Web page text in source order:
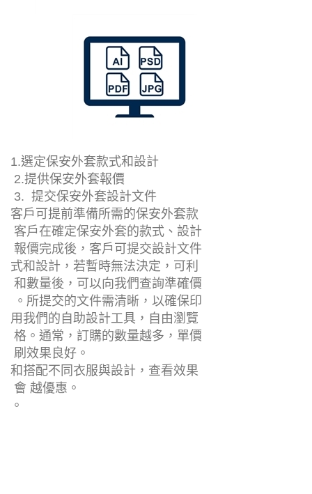
1.選定保安外套款式和設計
2.提供保安外套報價
3. 提交保安外套設計文件
客戶可提前準備所需的保安外套款
客戶在確定保安外套的款式、設計
報價完成後，客戶可提交設計文件
式和設計，若暫時無法決定，可利
和數量後，可以向我們查詢準確價
。所提交的文件需清晰，以確保印
用我們的自助設計工具，自由瀏覽
格。通常，訂購的數量越多，單價
刷效果良好。
和搭配不同衣服與設計，查看效果
會 越優惠。
。